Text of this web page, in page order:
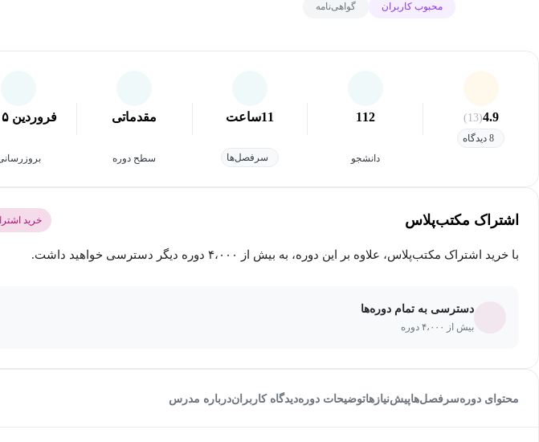
محبوب کاربران گواهی‌نامه
4.9
(13)
8 دیدگاه
112
دانشجو
11ساعت
سرفصل‌ها
مقدماتی
سطح دوره
فروردین ۱۴۰۵
اشتراک مکتب‌پلاس خرید
با خرید اشتراک مکتب‌پلاس، علاوه بر این دوره، به بیش از ۴،۰۰۰ دوره دیگر دسترسی خواهید داشت.
دسترسی به تمام دوره‌ها
بیش از ۴،۰۰۰ دوره
محتوای دورهسرفصل‌هاپیش‌نیاز‌هاتوضیحات دورهدیدگاه کاربراندرباره مدرس